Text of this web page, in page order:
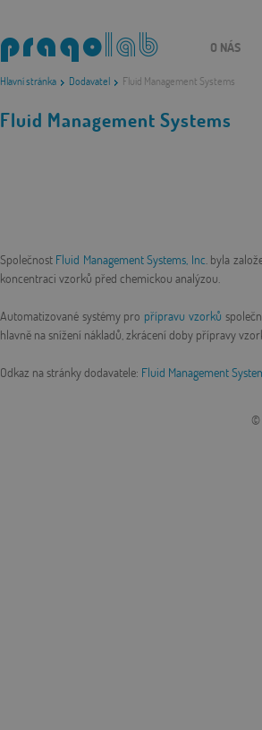
Hlavní stránka Dodavatel Fluid Management Systems
O NÁS
Fluid Management Systems
Společnost Fluid Management Systems, Inc . byla
koncentraci vzorků před chemickou analýzou.
Automatizované systémy pro přípravu vzorků
hlavně na snížení nákladů, zkrácení doby přípravy
Odkaz na stránky dodavatele: Fluid Management
©